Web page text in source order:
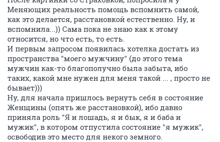
Меняющих реальность помощь вспомнить самой,
как это делается, расстановкой естественно. Ну, и
вспомнила...)) Сама пока не знаю как к этому
относится, но что есть, то есть.
И первым запросом появилась хотелка достать из
пространства "моего мужчину" (до этого тема
мужчин как-то благополучно была забыта, ибо
таких, какой мне нужен для меня такой ... , просто не
бывает)))
Ну, для начала пришлось вернуть себя в состояние
Женщины (опять же расстановкой), ибо давно
приняла роль "Я и лошадь, я и бык, я и баба и
мужик", в котором отпустила состояние "я мужик",
освободив это место для некого земного.